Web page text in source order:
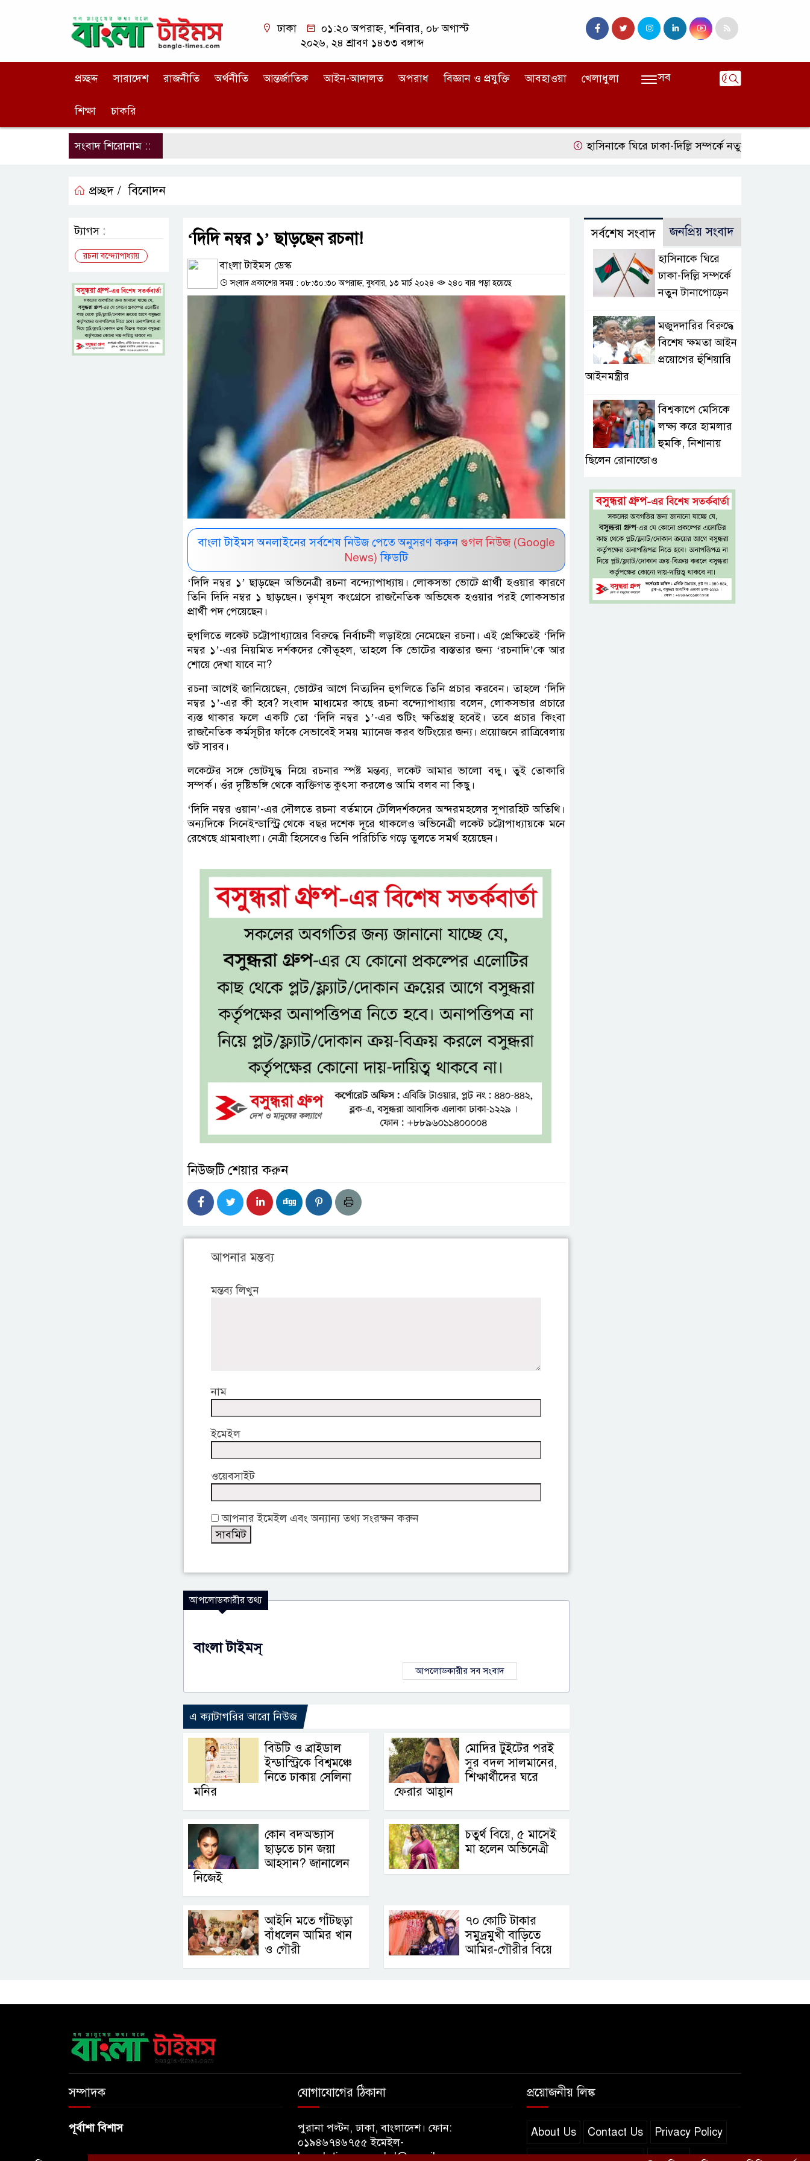
ঢাকা
০১:২০ অপরাহ্ন, শনিবার, ০৮ অগাস্ট
২০২৬, ২৪ শ্রাবণ ১৪৩৩ বঙ্গাব্দ
প্রচ্ছদ্দ সারাদেশ রাজনীতি অর্থনীতি আন্তর্জাতিক আইন-আদালত অপরাধ বিজ্ঞান ও প্রযুক্তি আবহাওয়া খেলাধুলা
শিক্ষা চাকরি
সব
সংবাদ শিরোনাম :: হাসিনাকে ঘিরে ঢাকা-দিল্লি সম্পর্কে নতুন টানাপোড়েন
প্রচ্ছদ / বিনোদন
‘দিদি নম্বর ১’ ছাড়ছেন রচনা!
বাংলা টাইমস ডেস্ক
সংবাদ প্রকাশের সময় : ০৮:৩০:৩০ অপরাহ্ন, বুধবার, ১৩ মার্চ ২০২৪ ২৪০ বার পড়া হয়েছে
বাংলা টাইমস অনলাইনের সর্বশেষ নিউজ পেতে অনুসরণ করুন গুগল নিউজ (Google
News) ফিডটি
‘দিদি নম্বর ১’ ছাড়ছেন অভিনেত্রী রচনা বন্দ্যোপাধ্যায়। লোকসভা ভোটে প্রার্থী হওয়ার কারণে
তিনি দিদি নম্বর ১ ছাড়ছেন। তৃণমূল কংগ্রেসে রাজনৈতিক অভিষেক হওয়ার পরই লোকসভার
প্রার্থী পদ পেয়েছেন।
হুগলিতে লকেট চট্টোপাধ্যায়ের বিরুদ্ধে নির্বাচনী লড়াইয়ে নেমেছেন রচনা। এই প্রেক্ষিতেই ‘দিদি
নম্বর ১’-এর নিয়মিত দর্শকদের কৌতূহল, তাহলে কি ভোটের ব্যস্ততার জন্য ‘রচনাদি’কে আর
শোয়ে দেখা যাবে না?
রচনা আগেই জানিয়েছেন, ভোটের আগে নিত্যদিন হুগলিতে তিনি প্রচার করবেন। তাহলে ‘দিদি
নম্বর ১’-এর কী হবে? সংবাদ মাধ্যমের কাছে রচনা বন্দ্যোপাধ্যায় বলেন, লোকসভার প্রচারে
ব্যস্ত থাকার ফলে একটি তো ‘দিদি নম্বর ১’-এর শুটিং ক্ষতিগ্রস্থ হবেই। তবে প্রচার কিংবা
রাজনৈতিক কর্মসূচীর ফাঁকে সেভাবেই সময় ম্যানেজ করব শুটিংয়ের জন্য। প্রয়োজনে রাত্রিবেলায়
শুট সারব।
লকেটের সঙ্গে ভোটযুদ্ধ নিয়ে রচনার স্পষ্ট মন্তব্য, লকেট আমার ভালো বন্ধু। তুই তোকারি
সম্পর্ক। ওঁর দৃষ্টিভঙ্গি থেকে ব্যক্তিগত কুৎসা করলেও আমি বলব না কিছু।
‘দিদি নম্বর ওয়ান’-এর দৌলতে রচনা বর্তমানে টেলিদর্শকদের অন্দরমহলের সুপারহিট অতিথি।
অন্যদিকে সিনেইন্ডাস্ট্রি থেকে বছর দশেক দূরে থাকলেও অভিনেত্রী লকেট চট্টোপাধ্যায়কে মনে
রেখেছে গ্রামবাংলা। নেত্রী হিসেবেও তিনি পরিচিতি গড়ে তুলতে সমর্থ হয়েছেন।
নিউজটি শেয়ার করুন
আপনার মন্তব্য
মন্তব্য লিখুন
নাম
ইমেইল
ওয়েবসাইট
আপনার ইমেইল এবং অন্যান্য তথ্য সংরক্ষন করুন
আপলোডকারীর তথ্য
বাংলা টাইমস্
আপলোডকারীর সব সংবাদ
এ ক্যাটাগরির আরো নিউজ
বিউটি ও ব্রাইডাল
ইন্ডাস্ট্রিকে বিশ্বমঞ্চে
নিতে ঢাকায় সেলিনা
মনির
মোদির টুইটের পরই
সুর বদল সালমানের,
শিক্ষার্থীদের ঘরে
ফেরার আহ্বান
কোন বদঅভ্যাস
ছাড়তে চান জয়া
আহসান? জানালেন
নিজেই
চতুর্থ বিয়ে, ৫ মাসেই
মা হলেন অভিনেত্রী
আইনি মতে গাঁটছড়া
বাঁধলেন আমির খান
ও গৌরী
৭০ কোটি টাকার
সমুদ্রমুখী বাড়িতে
আমির-গৌরীর বিয়ে
ট্যাগস :
রচনা বন্দ্যোপাধ্যায়
সর্বশেষ সংবাদ জনপ্রিয় সংবাদ
হাসিনাকে ঘিরে
ঢাকা-দিল্লি সম্পর্কে
নতুন টানাপোড়েন
মজুদদারির বিরুদ্ধে
বিশেষ ক্ষমতা আইন
প্রয়োগের হুঁশিয়ারি
আইনমন্ত্রীর
বিশ্বকাপে মেসিকে
লক্ষ্য করে হামলার
হুমকি, নিশানায়
ছিলেন রোনাল্ডোও
প্রধানমন্ত্রীর প্রথম
চট্টগ্রাম সফর,
উচ্ছ্বসিত
নেতাকর্মীরা
জুলাই
গণঅভ্যুত্থানের
সম্পাদক
পূর্বাশা বিশাস
যোগাযোগের ঠিকানা
পুরানা পল্টন, ঢাকা, বাংলাদেশ। ফোন:
০১৯৪৬৭৪৬৭৫৫ ইমেইল-
banglatimesnewsbd@gmail.com
প্রয়োজনীয় লিঙ্ক
About Us Contact Us Privacy Policy